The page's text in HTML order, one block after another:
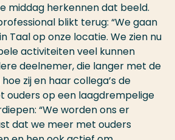
middag herkennen dat beeld.
blikt terug: “We gaan
Taal op onze locatie. We zien nu
activiteiten veel kunnen
deelnemer, die langer met de
zij en haar collega’s de
ouders op een laagdrempelige
“We worden ons er
dat we meer met ouders